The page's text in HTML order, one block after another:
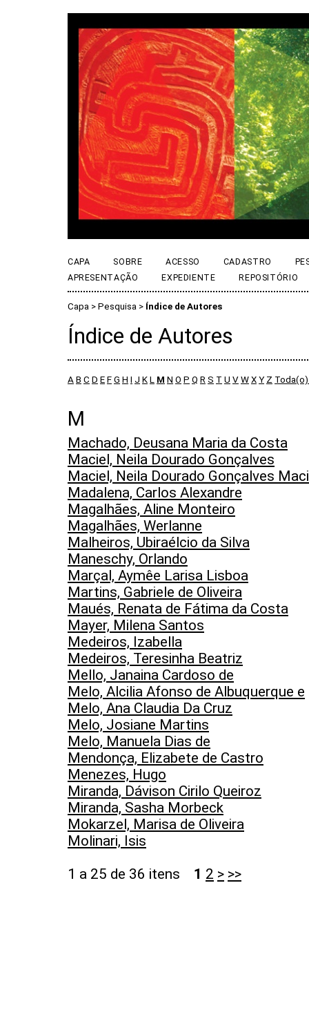
CAPA SOBRE ACESSO CADASTRO
APRESENTAÇÃO
EXPEDIENTE REPOSITÓRIO
Capa > Pesquisa > Índice de Autores
Índice de Autores
A B C D E F G H I J K L M N O P Q R S T U V W X Y Z
M
Machado, Deusana Maria da Costa
Maciel, Neila Dourado Gonçalves
Maciel, Neila Dourado Gonçalves
Madalena, Carlos Alexandre
Magalhães, Aline Monteiro
Magalhães, Werlanne
Malheiros, Ubiraélcio da Silva
Maneschy, Orlando
Marçal, Aymêe Larisa Lisboa
Martins, Gabriele de Oliveira
Maués, Renata de Fátima da Costa
Mayer, Milena Santos
Medeiros, Izabella
Medeiros, Teresinha Beatriz
Mello, Janaina Cardoso de
Melo, Alcilia Afonso de Albuquerque e
Melo, Ana Claudia Da Cruz
Melo, Josiane Martins
Melo, Manuela Dias de
Mendonça, Elizabete de Castro
Menezes, Hugo
Miranda, Dávison Cirilo Queiroz
Miranda, Sasha Morbeck
Mokarzel, Marisa de Oliveira
Molinari, Isis
1 a 25 de 36 itens 1 2 > >>